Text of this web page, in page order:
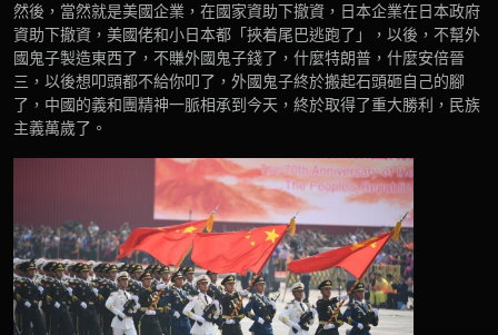
然後，當然就是美國企業，在國家資助下撤資，日本企業在日本政府
資助下撤資，美國佬和小日本都「挾着尾巴逃跑了」，以後，不幫外
國鬼子製造東西了，不賺外國鬼子錢了，什麼特朗普，什麼安倍晉
三，以後想叩頭都不給你叩了，外國鬼子終於搬起石頭砸自己的腳
了，中國的義和團精神一脈相承到今天，終於取得了重大勝利，民族
主義萬歲了。